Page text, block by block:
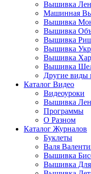
Вышивка
Машинная
Вышивка
Вышивка
Вышивка
Вышивка
Вышивка
Вышивка
Другие
Каталог Видео
Видеоуроки
Вышивка
Программы
О Разном
Каталог Журналов
Буклеты
Валя
Вышивка
Вышивка